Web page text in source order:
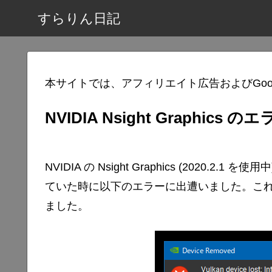
すらりん日記
本サイトでは、アフィリエイト広告および
NVIDIA Nsight Graphics のエ
NVIDIA の Nsight Graphics (2020.2.1 を使用
ていた時に以下のエラーに出遭いました。こ
ました。